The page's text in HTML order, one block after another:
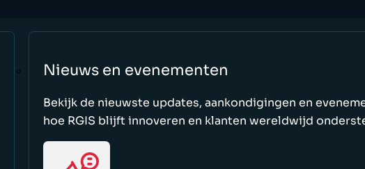
Nieuws en evenementen
Bekijk de nieuwste updates, aankondigingen en
hoe RGIS blijft innoveren en klanten wereldwijd